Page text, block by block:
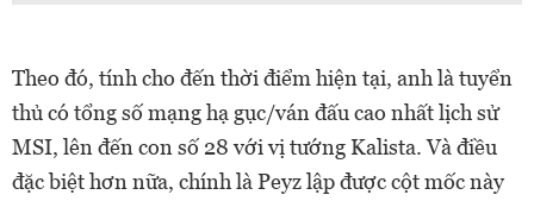
Theo đó, tính cho đến thời điểm hiện tại, anh là tuyển
thủ có tổng số mạng hạ gục/ván đấu cao nhất lịch sử
MSI, lên đến con số 28 với vị tướng Kalista. Và điều
đặc biệt hơn nữa, chính là Peyz lập được cột mốc này